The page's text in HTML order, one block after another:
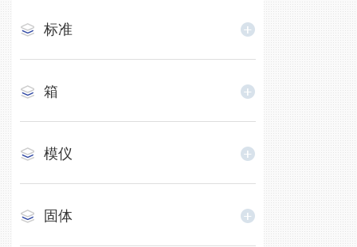
标准
箱
模仪
固体